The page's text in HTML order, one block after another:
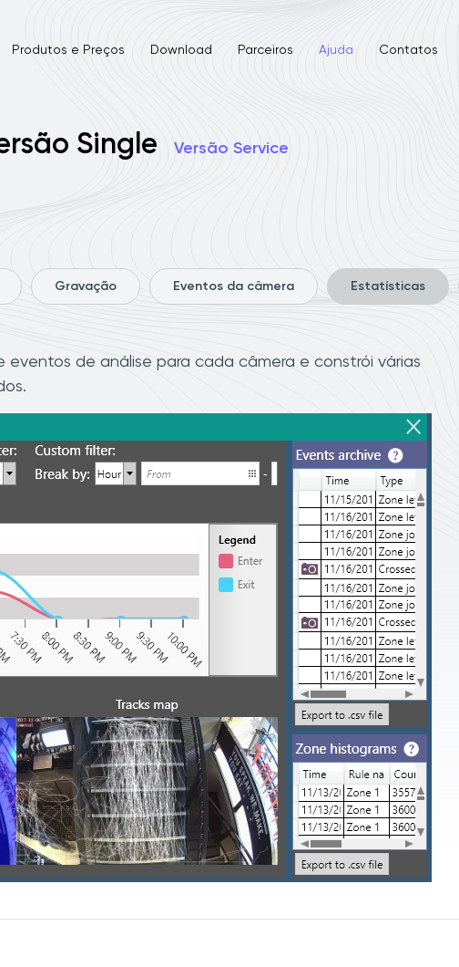
Produtos e Preços Download Parceiros Ajuda Contatos
Single Versão Service
Gravação Eventos da câmera Estatísticas
eventos de análise para cada câmera e constrói várias